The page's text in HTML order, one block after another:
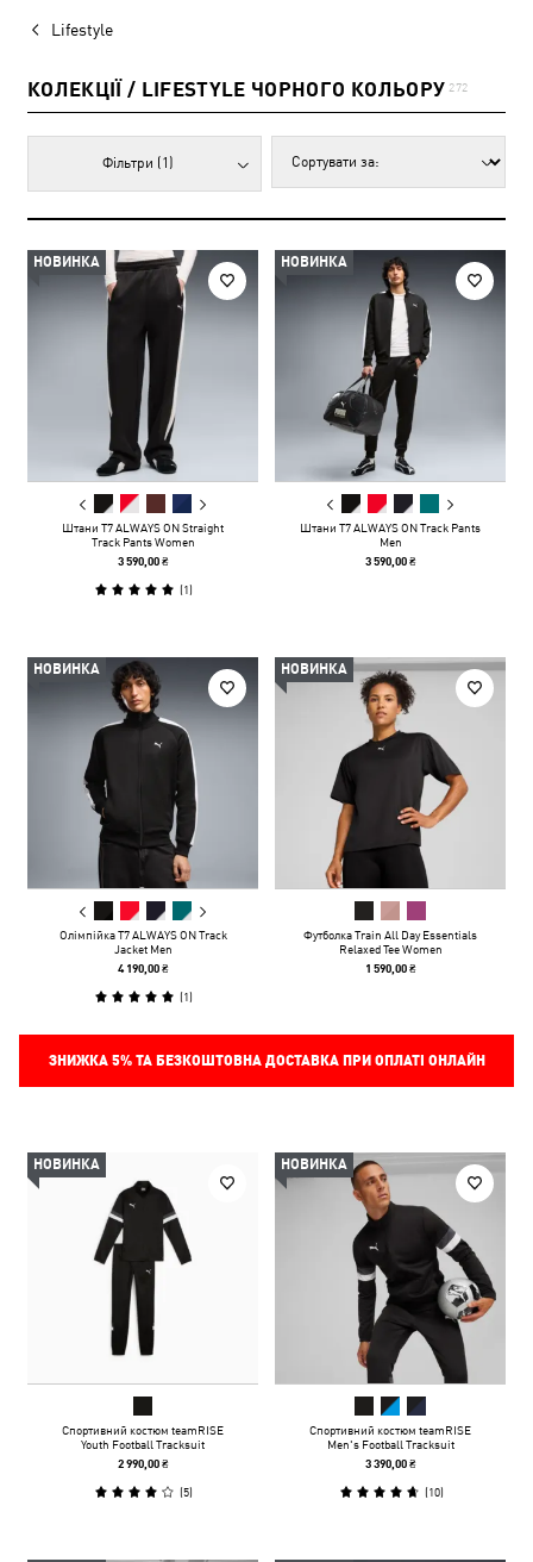
Lifestyle
КОЛЕКЦІЇ / LIFESTYLE ЧОРНОГО КОЛЬОРУ 272
Фільтри (1)
НОВИНКА
Штани T7 ALWAYS ON Straight
Track Pants Women
3 590,00 ₴
(1)
НОВИНКА
Штани T7 ALWAYS ON Track Pants
Men
3 590,00 ₴
НОВИНКА
Олімпійка T7 ALWAYS ON Track
Jacket Men
4 190,00 ₴
(1)
НОВИНКА
Футболка Train All Day Essentials
Relaxed Tee Women
1 590,00 ₴
ЗНИЖКА 5%ТА БЕЗКОШТОВНА ДОСТАВКА ПРИ ОПЛАТІ ОНЛАЙН
НОВИНКА
Спортивний костюм teamRISE
Youth Football Tracksuit
2 990,00 ₴
(5)
НОВИНКА
Спортивний костюм teamRISE
Men's Football Tracksuit
3 390,00 ₴
(10)